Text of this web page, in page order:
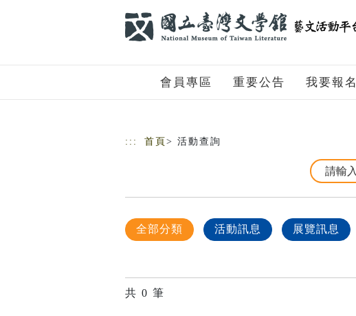
會員專區 重要公告 我要報名
::: 首頁 > 活動查詢
全部分類 活動訊息 展覽訊息
共 0 筆